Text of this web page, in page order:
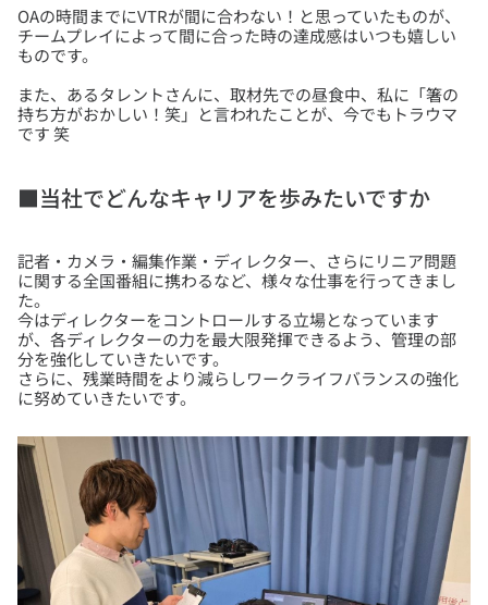
OAの時間までにVTRが間に合わない！と思っていたものが、
チームプレイによって間に合った時の達成感はいつも嬉しい
また、あるタレントさんに、取材先での昼食中、私に「箸の
持ち方がおかしい！笑」と言われたことが、今でもトラウマ
■当社でどんなキャリアを歩みたいですか
記者・カメラ・編集作業・ディレクター、さらにリニア問題
に関する全国番組に携わるなど、様々な仕事を行ってきまし
た。
今はディレクターをコントロールする立場となっています
が、各ディレクターの力を最大限発揮できるよう、管理の部
分を強化していきたいです。
さらに、残業時間をより減らしワークライフバランスの強化